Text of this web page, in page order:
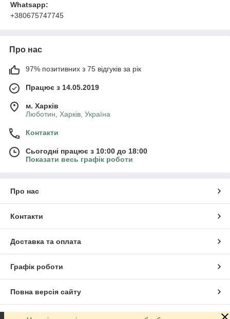
Whatsapp:
+380675747745
Про нас
97% позитивних з 75 відгуків за рік
Працює з 14.05.2019
м. Харків
Люботин, Харків, Україна
Контакти
Сьогодні працює з 10:00 до 18:00
Показати весь графік роботи
Про нас
Контакти
Доставка та оплата
Графік роботи
Повна версія сайту
Сайт створено на маркетплейсі Prom.ua